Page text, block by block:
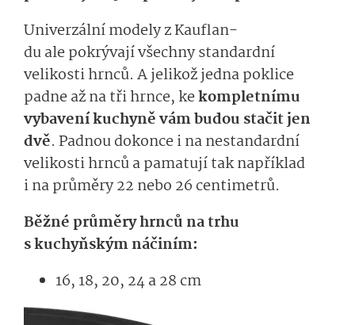
Univerzální modelyz Kauflan­
dualepokrýva­jívšechny standardní
velikosti hrnců. A jelikož jedna poklice
padne až na tři hrnce, kekompletnímu
vybavení kuchyně vámbudou stačit jen
dvě. Padnou dokonce i na nestandardní
velikosti hrnců a pamatují tak například
i na průměry 22 nebo 26 centimetrů.
Běžné průměry hrnců na trhu
s kuchyňským náčiním:
16, 18, 20, 24 a 28 cm